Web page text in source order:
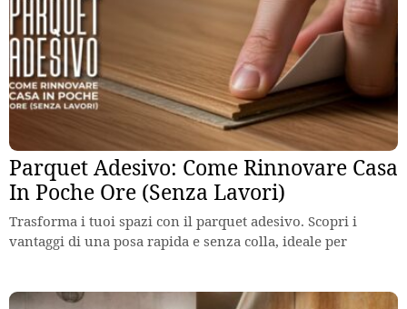
Parquet Adesivo: Come Rinnovare Casa
In Poche Ore (Senza Lavori)
Trasforma i tuoi spazi con il parquet adesivo. Scopri i
vantaggi di una posa rapida e senza colla, ideale per